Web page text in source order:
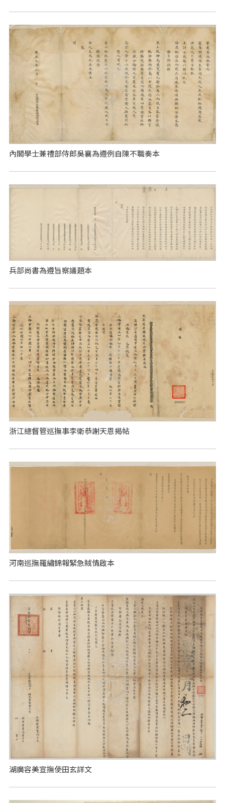
內閣學士兼禮部侍郎吳襄為遵例自陳不職奏本
兵部尚書為遵旨察議題本
浙江總督管巡撫事李衛恭謝天恩揭帖
河南巡撫羅繡錦報緊急賊情啟本
湖廣容美宣撫使田玄詳文